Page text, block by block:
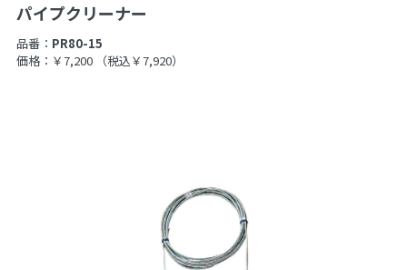
パイプクリーナー
品番： PR80-15
価格：￥7,200
（税込￥7,920）